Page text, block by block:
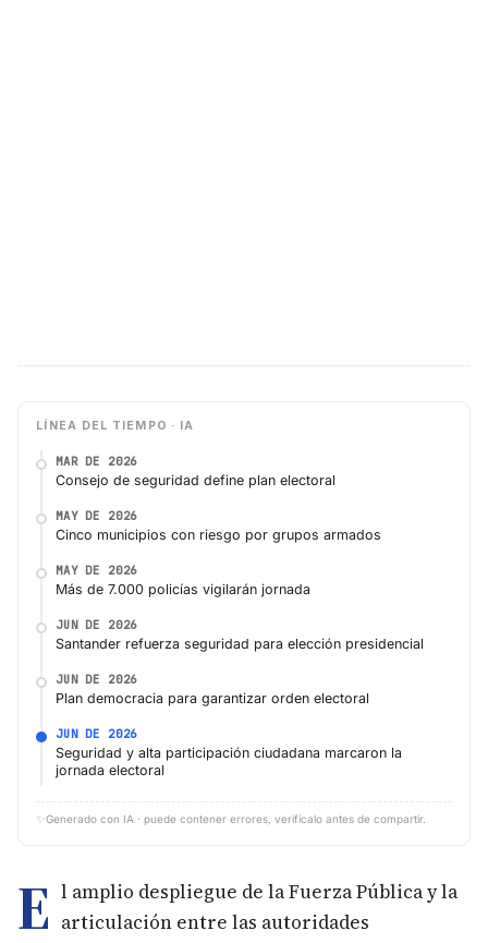
LÍNEA DEL TIEMPO · IA
MAR DE 2026
Consejo de seguridad define plan electoral
MAY DE 2026
Cinco municipios con riesgo por grupos armados
MAY DE 2026
Más de 7.000 policías vigilarán jornada
JUN DE 2026
Santander refuerza seguridad para elección presidencial
JUN DE 2026
Plan democracia para garantizar orden electoral
JUN DE 2026
Seguridad y alta participación ciudadana marcaron la
jornada electoral
✨ Generado con IA · puede contener errores, verifícalo antes de compartir.
E l amplio despliegue de la Fuerza Pública y la
articulación entre las autoridades